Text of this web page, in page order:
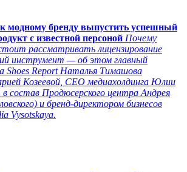
модному бренду выпустить успешный
с известной персоной Почему
рассматривать лицензирование
инструмент — об этом главный
Shoes Report Наталья Тимашова
Козеевой, СЕО медиахолдинга Юлии
состав Продюсерского центра Андрея
и бренд-директором бизнесов
Vysotskaya.